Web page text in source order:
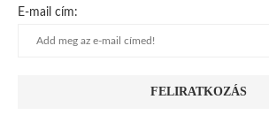
E-mail cím: